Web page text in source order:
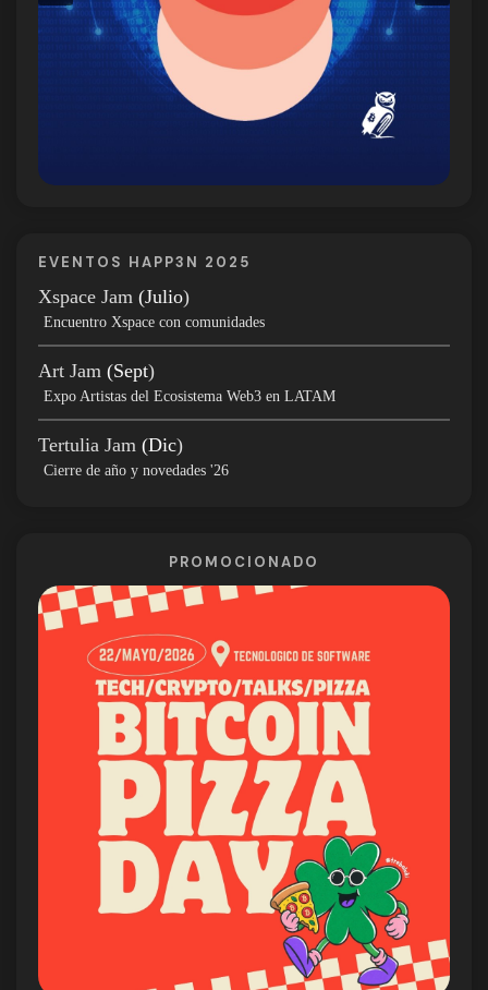
EVENTOS HAPP3N 2025
Xspace Jam (Julio)
Encuentro Xspace con comunidades
Art Jam (Sept)
Expo Artistas del Ecosistema Web3 en LATAM
Tertulia Jam (Dic)
Cierre de año y novedades '26
PROMOCIONADO